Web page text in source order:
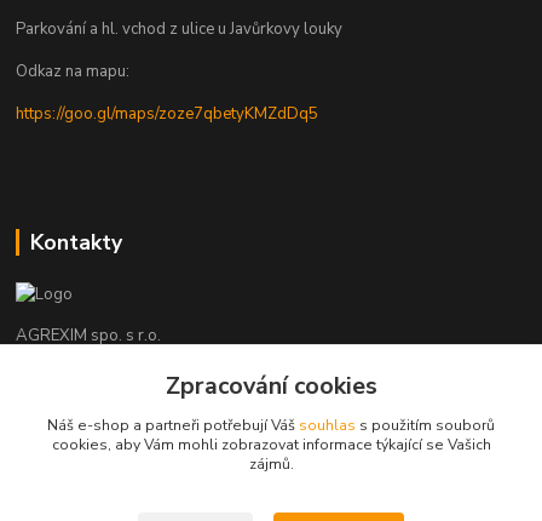
Parkování a hl. vchod z ulice u Javůrkovy louky
Odkaz na mapu:
https://goo.gl/maps/zoze7qbetyKMZdDq5
Kontakty
AGREXIM spo. s r.o.
493 532727, 608 956210
(Po-Pá, 8-15 hod.)
Zpracování cookies
Náš e-shop a partneři potřebují Váš souhlas s použitím souborů
cookies, aby Vám mohli zobrazovat informace týkající se Vašich
zájmů.